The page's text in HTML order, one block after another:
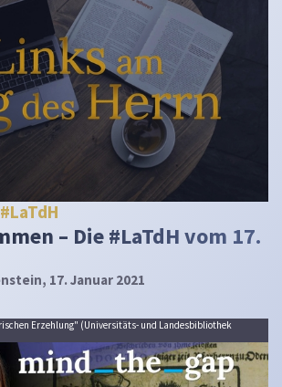
#LaTdH
– Die #LaTdH vom 17.
, 17. Januar 2021
Erzehlung" (Universitäts- und Landesbibliothek